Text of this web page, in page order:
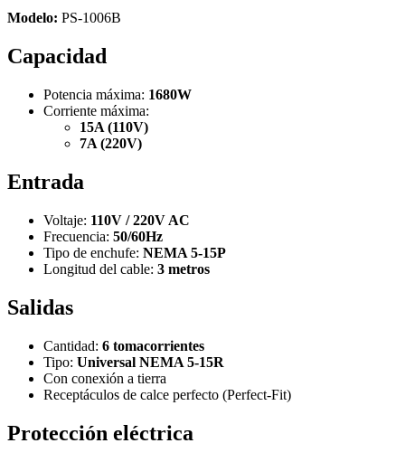
Modelo: PS-1006B
Capacidad
Potencia máxima: 1680W
Corriente máxima:
15A (110V)
7A (220V)
Entrada
Voltaje: 110V / 220V AC
Frecuencia: 50/60Hz
Tipo de enchufe: NEMA 5-15P
Longitud del cable: 3 metros
Salidas
Cantidad: 6 tomacorrientes
Tipo: Universal NEMA 5-15R
Con conexión a tierra
Receptáculos de calce perfecto (Perfect-Fit)
Protección eléctrica